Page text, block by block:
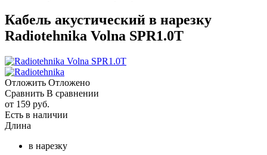
Кабель акустический в нарезку
Radiotehnika Volna SPR1.0T
Отложить Отложено
Сравнить В сравнении
от 159 руб.
Есть в наличии
Длина
в нарезку